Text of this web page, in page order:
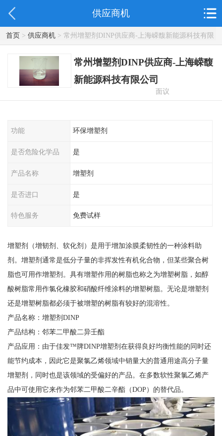
供应商机
首页> 供应商机> 常州增塑剂DINP供应商-上海嵘馥新能源科技有限
公司
常州增塑剂DINP供应商-上海嵘馥
新能源科技有限公司
面议
功能 环保增塑剂
是否危险化学品 是
产品名称 增塑剂
是否进口 是
特色服务 免费试样
增塑剂（增韧剂、软化剂）是用于增加涂膜柔韧性的一种涂料助
剂。增塑剂通常是低分子量的非挥发性有机化合物，但某些聚合树
脂也可用作增塑剂。具有增塑作用的树脂也称之为增塑树脂，如醇
酸树脂常用作氯化橡胶和硝酸纤维涂料的增塑树脂。无论是增塑剂
还是增塑树脂都必须于被增塑的树脂有较好的混溶性。
产品名称：增塑剂DINP
产品结构：邻苯二甲酸二异壬酯
产品应用：由于佳发™牌DINP增塑剂在获得良好均衡性能的同时还
能节约成本，因此它是聚氯乙烯领域中销量大的普通用途高分子量
增塑剂，同时也是该领域的受偏好的产品。在多数软性聚氯乙烯产
品中可使用它来作为邻苯二甲酸二辛酯（DOP）的替代品。